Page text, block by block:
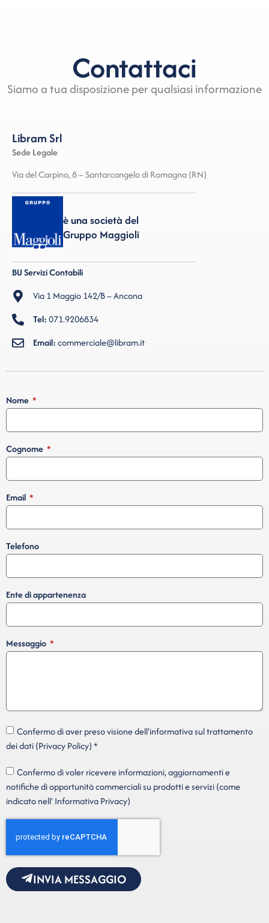
Contattaci
Siamo a tua disposizione per qualsiasi informazione
Libram Srl
Sede Legale
Via del Carpino, 8 – Santarcangelo di Romagna (RN)
è una società del
Gruppo Maggioli
BU Servizi Contabili
Via 1 Maggio 142/B – Ancona
Tel:071.9206834
Email:commerciale@libram.it
Nome
Cognome
Email
Telefono
Ente di appartenenza
Messaggio
Confermo di aver preso visione dell'informativa sul trattamento
dei dati (Privacy Policy) *
Confermo di voler ricevere informazioni, aggiornamenti e
notifiche di opportunità commerciali su prodotti e servizi (come
indicato nell' Informativa Privacy)
INVIA MESSAGGIO